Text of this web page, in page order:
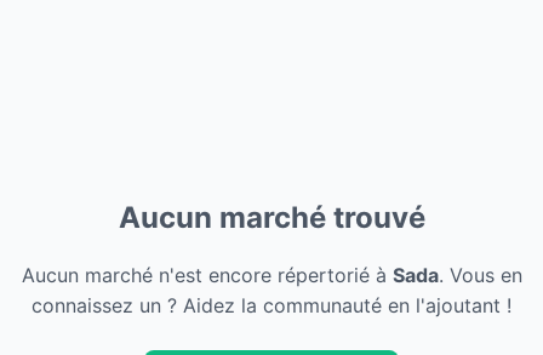
Aucun marché trouvé
Aucun marché n'est encore répertorié à Sada. Vous en
connaissez un ? Aidez la communauté en l'ajoutant !